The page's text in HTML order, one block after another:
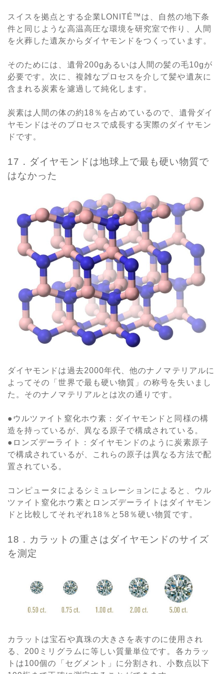
スイスを拠点とする企業LONITÉ™は、自然の地下条
件と同じような高温高圧な環境を研究室で作り、人間
を火葬した遺灰からダイヤモンドをつくっています。
そのためには、遺骨200gあるいは人間の髪の毛10gが
必要です。次に、複雑なプロセスを介して髪や遺灰に
含まれる炭素を濾過して純化します。
炭素は人間の体の約18％を占めているので、遺骨ダイ
ヤモンドはそのプロセスで成長する実際のダイヤモン
ドです。
17．ダイヤモンドは地球上で最も硬い物質で
はなかった
ダイヤモンドは過去2000年代、他のナノマテリアルに
よってその「世界で最も硬い物質」の称号を失いまし
た。そのナノマテリアルとは次の通りです。
●ウルツァイト窒化ホウ素：ダイヤモンドと同様の構
造を持っているが、異なる原子で構成されている。
●ロンズデーライト：ダイヤモンドのように炭素原子
で構成されているが、これらの原子は異なる方法で配
置されている。
コンピュータによるシミュレーションによると、ウル
ツァイト窒化ホウ素とロンズデーライトはダイヤモン
ドと比較してそれぞれ18％と58％硬い物質です。
18．カラットの重さはダイヤモンドのサイズ
を測定
カラットは宝石や真珠の大きさを表すのに使用され
る、200ミリグラムに等しい質量単位です。各カラッ
トは100個の「セグメント」に分割され、小数点以下